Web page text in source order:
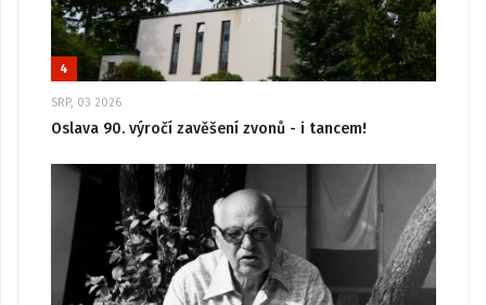
4
SRP, 03 2026
Oslava 90. výročí zavěšení zvonů - i tancem!